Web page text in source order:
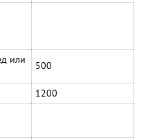
или
500
1200